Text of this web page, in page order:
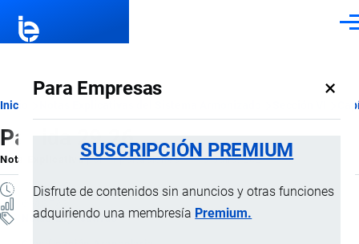
Para Empresas ×
SUSCRIPCIÓN PREMIUM
Disfrute de contenidos sin anuncios y otras funciones
adquiriendo una membresía Premium.
Ruta
de
navegación
Inicio
Partida 29.26
Nota ExplicativaporImportaciones …, 18 Julio, 2024
1 MINUTO
Notas Explicativas